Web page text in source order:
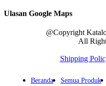
Ulasan Google Maps
@Copyright
All
Shipping
Beranda Semua Produk